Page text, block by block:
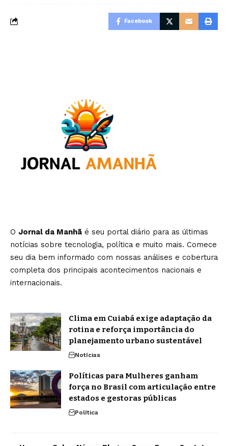
Facebook
O Jornal da Manhã é seu portal diário para as últimas
notícias sobre tecnologia, política e muito mais. Comece
seu dia bem informado com nossas análises e cobertura
completa dos principais acontecimentos nacionais e
internacionais.
Clima em Cuiabá exige adaptação da
rotina e reforça importância do
planejamento urbano sustentável
Notícias
Políticas para Mulheres ganham
força no Brasil com articulação entre
estados e gestoras públicas
Política